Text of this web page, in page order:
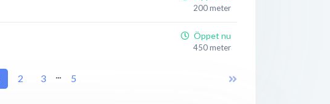
200 meter
Öppet nu
450 meter
Öppet nu
2 3 ... 5